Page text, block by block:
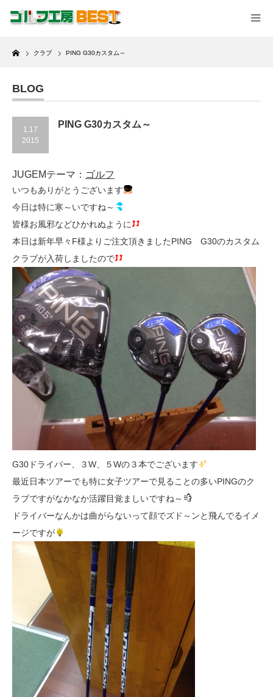
Home
クラブ PING G30カスタム～
BLOG
1.17
2015
PING G30カスタム～
JUGEMテーマ： ゴルフ
いつもありがとうございます
今日は特に寒～いですね～
皆様お風邪などひかれぬように
本日は新年早々F様よりご注文頂きましたPING G30のカスタム
クラブが入荷しましたので
G30ドライバー、３W、５Wの３本でございます
最近日本ツアーでも特に女子ツアーで見ることの多いPINGのク
ラブですがなかなか活躍目覚ましいですね～
ドライバーなんかは曲がらないって顔でズド～ンと飛んでるイメ
ージですが